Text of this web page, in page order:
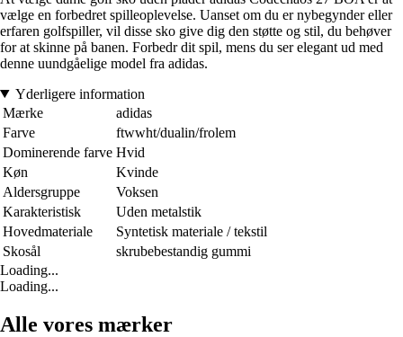
vælge en forbedret spilleoplevelse. Uanset om du er nybegynder eller
erfaren golfspiller, vil disse sko give dig den støtte og stil, du behøver
for at skinne på banen. Forbedr dit spil, mens du ser elegant ud med
denne uundgåelige model fra adidas.
Yderligere information
Mærke
adidas
Farve
ftwwht/dualin/frolem
Dominerende farve Hvid
Køn
Kvinde
Aldersgruppe
Voksen
Karakteristisk
Uden metalstik
Hovedmateriale
Syntetisk materiale / tekstil
Skosål
skrubebestandig gummi
Loading...
Loading...
Alle vores mærker